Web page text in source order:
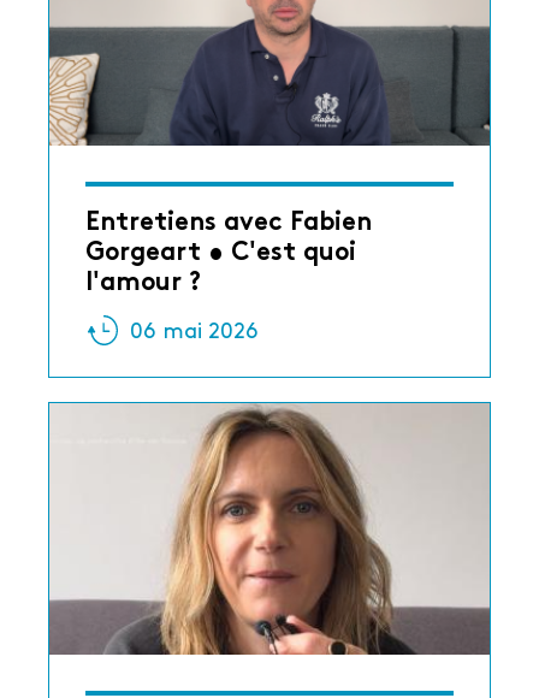
Entretiens avec Fabien
Gorgeart • C'est quoi
l'amour ?
06 mai 2026